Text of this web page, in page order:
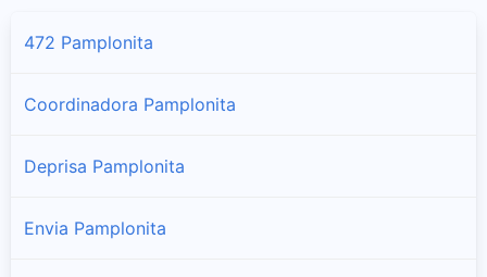
472 Pamplonita
Coordinadora Pamplonita
Deprisa Pamplonita
Envia Pamplonita